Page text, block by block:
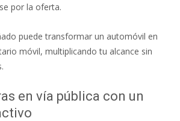
por la oferta.
puede transformar un automóvil en
móvil, multiplicando tu alcance sin
en vía pública con un